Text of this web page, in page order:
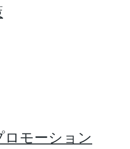
ロモーション